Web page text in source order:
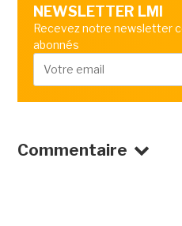
NEWSLETTER LMI
Recevez notre newsletter
abonnés
Commentaire